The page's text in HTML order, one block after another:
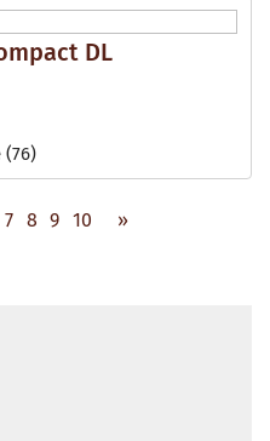
DL
(76)
7 8 9 10 »